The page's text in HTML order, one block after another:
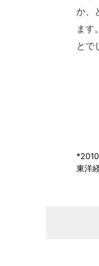
か、
ます
とで
*2010
東洋